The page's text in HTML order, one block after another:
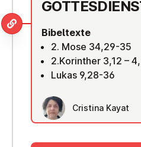
Bibeltexte
2. Mose 34,29-35
2.Korinther 3,12 –
Lukas 9,28-36
Cristina Kayat